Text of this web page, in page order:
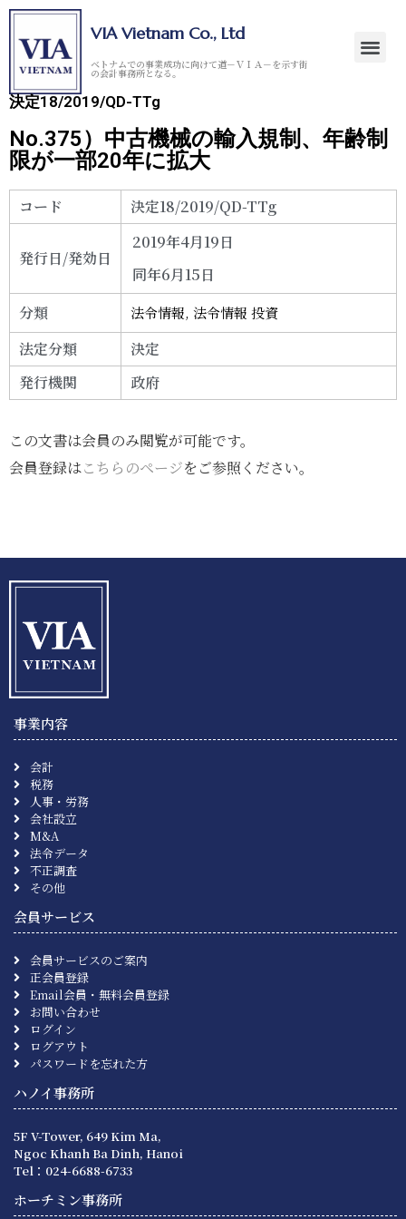
VIA Vietnam Co., Ltd
ベトナムでの事業成功に向けて道－ＶＩＡ－を示す街
の会計事務所となる。
決定18/2019/QD-TTg
No.375）中古機械の輸入規制、年齢制
限が一部20年に拡大
コード 決定18/2019/QD-TTg
発行日/発効日
2019年4月19日
同年6月15日
分類
法令情報,法令情報 投資
法定分類
決定
発行機関
政府
この文書は会員のみ閲覧が可能です。
会員登録はこちらのページをご参照ください。
事業内容
会計
税務
人事・労務
会社設立
M&A
法令データ
不正調査
その他
会員サービス
会員サービスのご案内
正会員登録
Email会員・無料会員登録
お問い合わせ
ログイン
ログアウト
パスワードを忘れた方
ハノイ事務所
5F V-Tower, 649 Kim Ma,
Ngoc Khanh Ba Dinh, Hanoi
Tel：024-6688-6733
ホーチミン事務所